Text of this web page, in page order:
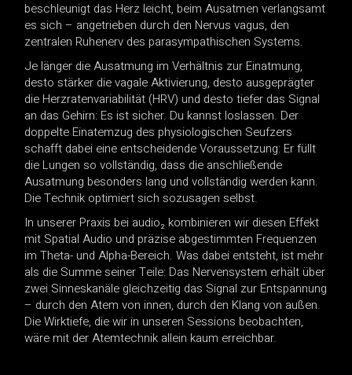
beschleunigt das Herz leicht, beim Ausatmen verlangsamt
es sich – angetrieben durch den Nervus vagus, den
zentralen Ruhenerv des parasympathischen Systems.
Je länger die Ausatmung im Verhältnis zur Einatmung,
desto stärker die vagale Aktivierung, desto ausgeprägter
die Herzratenvariabilität (HRV) und desto tiefer das Signal
an das Gehirn: Es ist sicher. Du kannst loslassen. Der
doppelte Einatemzug des physiologischen Seufzers
schafft dabei eine entscheidende Voraussetzung: Er füllt
die Lungen so vollständig, dass die anschließende
Ausatmung besonders lang und vollständig werden kann.
Die Technik optimiert sich sozusagen selbst.
In unserer Praxis bei audio₂ kombinieren wir diesen Effekt
mit Spatial Audio und präzise abgestimmten Frequenzen
im Theta- und Alpha-Bereich. Was dabei entsteht, ist mehr
als die Summe seiner Teile: Das Nervensystem erhält über
zwei Sinneskanäle gleichzeitig das Signal zur Entspannung
– durch den Atem von innen, durch den Klang von außen.
Die Wirktiefe, die wir in unseren Sessions beobachten,
wäre mit der Atemtechnik allein kaum erreichbar.